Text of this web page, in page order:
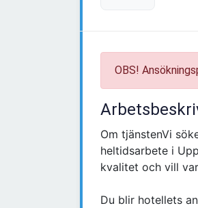
OBS!
Om tjänstenVi
heltidsarbete i
kvalitet och vill
Du blir hotellets